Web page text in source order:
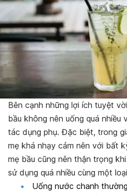
Bên cạnh những lợi ích tuyệt
bầu không nên uống quá
tác dụng phụ. Đặc biệt, trong
mẹ khá nhạy cảm nên với bất
mẹ bầu cũng nên thận trọng
sử dụng quá nhiều cùng một
Uống nước chanh